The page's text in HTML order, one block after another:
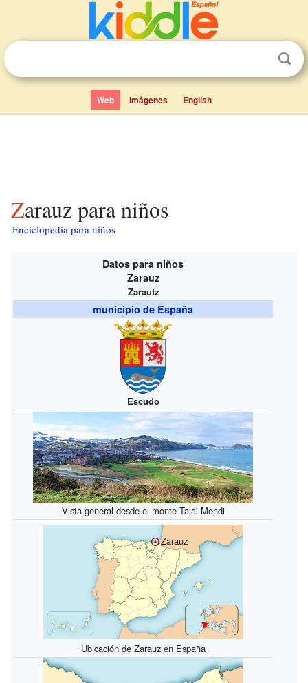
Web Imágenes English
Zarauz para niños
Enciclopedia para niños
Datos para niños
Zarauz
Zarautz
municipio de España
Escudo
Vista general desde el monte Talai Mendi
Zarauz
Ubicación de Zarauz en España